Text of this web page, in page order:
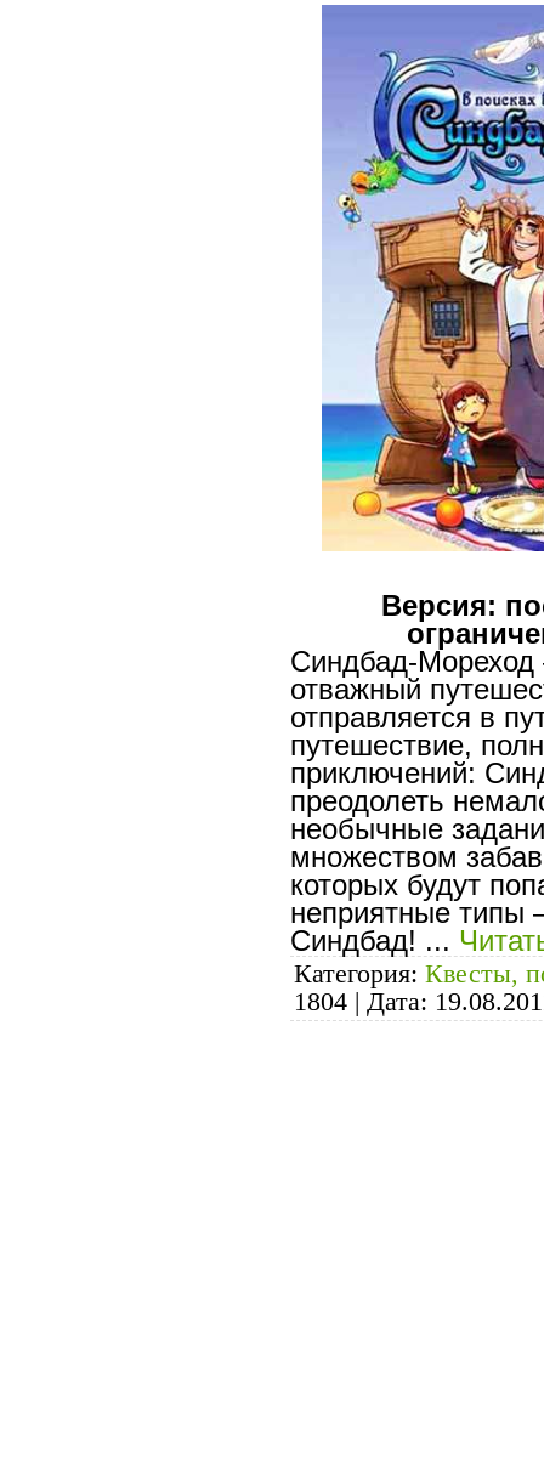
Версия:
Синдбад-Мореход
отважный
отправляется в
путешествие,
приключений:
преодолеть
необычные
множеством
которых будут
неприятные типы
Синдбад! ...
Категория: Квесты,
1804 | Дата: